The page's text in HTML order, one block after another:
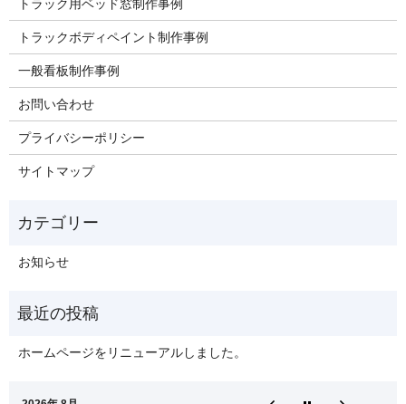
トラック用ベッド窓制作事例
トラックボディペイント制作事例
一般看板制作事例
お問い合わせ
プライバシーポリシー
サイトマップ
お知らせ
ホームページをリニューアルしました。